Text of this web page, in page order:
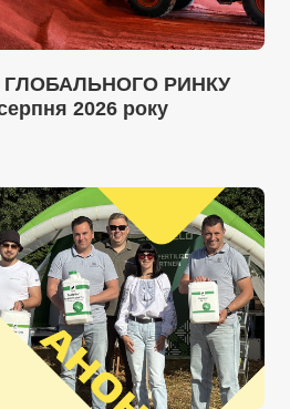
ГЛОБАЛЬНОГО РИНКУ
2026 року